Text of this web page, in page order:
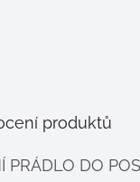
produktů